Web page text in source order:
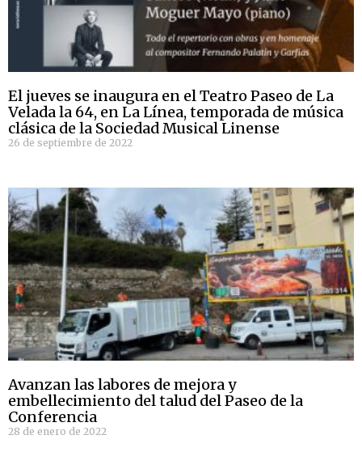
El jueves se inaugura en el Teatro Paseo de La
Velada la 64, en La Línea, temporada de música
clásica de la Sociedad Musical Linense
26 de septiembre de 2022
Avanzan las labores de mejora y
embellecimiento del talud del Paseo de la
Conferencia
28 de enero de 2022